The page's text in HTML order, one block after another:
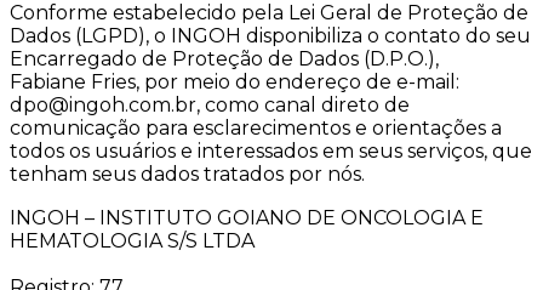
Conforme estabelecido pela Lei Geral de Proteção de
Dados (LGPD), o INGOH disponibiliza o contato do seu
Encarregado de Proteção de Dados (D.P.O.),
Fabiane Fries, por meio do endereço de e-mail:
dpo@ingoh.com.br, como canal direto de
comunicação para esclarecimentos e orientações a
todos os usuários e interessados em seus serviços, que
tenham seus dados tratados por nós.
INGOH – INSTITUTO GOIANO DE ONCOLOGIA E
HEMATOLOGIA S/S LTDA